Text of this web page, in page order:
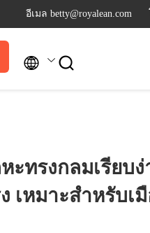
อีเมล betty@royalean.com
 
ะทรงกลมเรียบง่
เหมาะสำหรับเ